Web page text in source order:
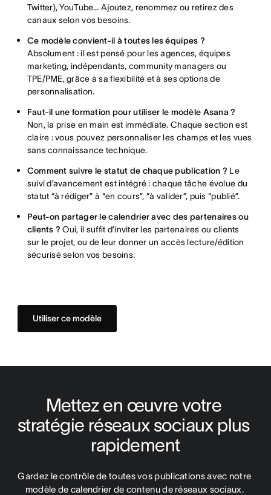
Twitter), YouTube… Ajoutez, renommez ou retirez des
canaux selon vos besoins.
Ce modèle convient-il à toutes les équipes ?
Absolument : il est pensé pour les agences, équipes
marketing, indépendants, community managers ou
TPE/PME, grâce à sa flexibilité et à ses options de
personnalisation.
Faut-il une formation pour utiliser le modèle Asana ?
Non, la prise en main est immédiate. Chaque section est
claire : vous pouvez personnaliser les champs et les vues
sans connaissance technique.
Comment suivre le statut de chaque publication ? Le
suivi d’avancement est intégré : chaque tâche évolue du
statut “à rédiger” à “en cours”, “à valider”, puis “publié”.
Peut-on partager le calendrier avec des partenaires ou
clients ? Oui, il suffit d’inviter les partenaires ou clients
sur le projet, ou de leur donner un accès lecture/édition
sécurisé selon vos besoins.
Utiliser ce modèle
Mettez en œuvre votre
stratégie réseaux sociaux plus
rapidement
Gardez le contrôle de toutes vos publications avec notre
modèle de calendrier de contenu de réseaux sociaux.